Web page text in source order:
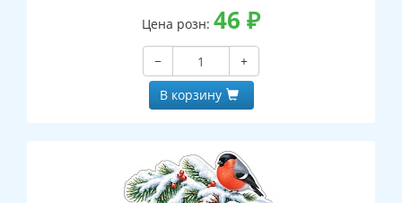
Цена розн: 46 ₽
−
+
В корзину